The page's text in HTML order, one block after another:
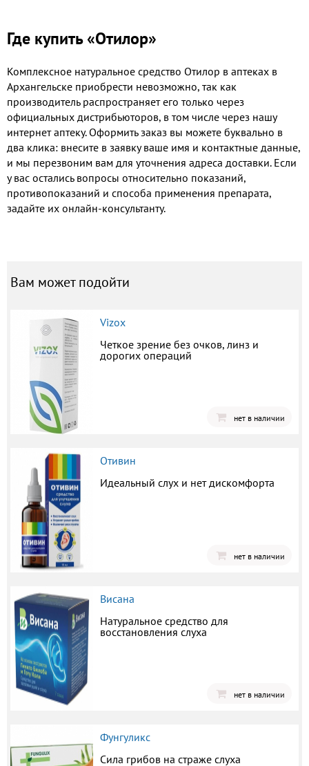
Где купить «Отилор»
Комплексное натуральное средство Отилор в аптеках в
Архангельске приобрести невозможно, так как
производитель распространяет его только через
официальных дистрибьюторов, в том числе через нашу
интернет аптеку. Оформить заказ вы можете буквально в
два клика: внесите в заявку ваше имя и контактные данные,
и мы перезвоним вам для уточнения адреса доставки. Если
у вас остались вопросы относительно показаний,
противопоказаний и способа применения препарата,
задайте их онлайн-консультанту.
Вам может подойти
Vizox
Четкое зрение без очков, линз и
дорогих операций
нет в наличии
Отивин
Идеальный слух и нет дискомфорта
нет в наличии
Висана
Натуральное средство для
восстановления слуха
нет в наличии
Фунгуликс
Сила грибов на страже слуха